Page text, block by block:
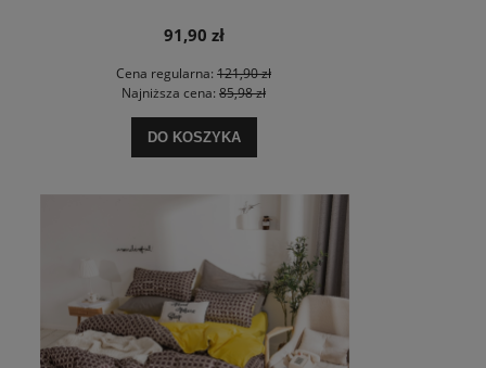
91,90 zł
Cena regularna: 121,90 zł
Najniższa cena: 85,98 zł
DO KOSZYKA